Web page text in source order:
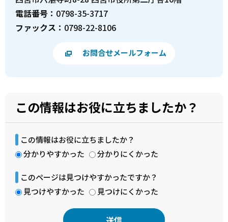
電話番号： 0798-35-3717
ファックス： 0798-22-8106
お問合せメールフォーム
この情報はお役に立ちましたか？
この情報はお役に立ちましたか？
分かりやすかった
分かりにくかった
このページは見つけやすかったですか？
見つけやすかった
見つけにくかった